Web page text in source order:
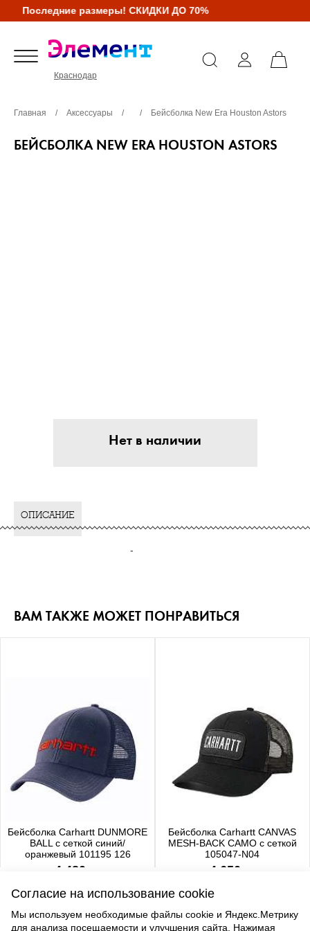
Последние размеры! СКИДКИ ДО 70%
Краснодар
Главная / Аксессуары / / Бейсболка New Era Houston Astors
БЕЙСБОЛКА NEW ERA HOUSTON ASTORS
Нет в наличии
ОПИСАНИЕ
-
ВАМ ТАКЖЕ МОЖЕТ ПОНРАВИТЬСЯ
Бейсболка Carhartt DUNMORE
BALL с сеткой синий/
оранжевый 101195 126
4 480 р.
Бейсболка Carhartt CANVAS
MESH-BACK CAMO с сеткой
105047-N04
4 650 р.
Согласие на использование cookie
Мы используем необходимые файлы cookie и Яндекс.Метрику
для анализа посещаемости и улучшения сайта. Нажимая